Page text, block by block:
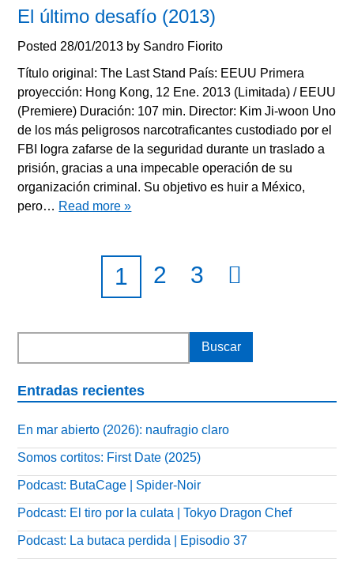
El último desafío (2013)
Posted 28/01/2013 by Sandro Fiorito
Título original: The Last Stand País: EEUU Primera
proyección: Hong Kong, 12 Ene. 2013 (Limitada) / EEUU
(Premiere) Duración: 107 min. Director: Kim Ji-woon Uno
de los más peligrosos narcotraficantes custodiado por el
FBI logra zafarse de la seguridad durante un traslado a
prisión, gracias a una impecable operación de su
organización criminal. Su objetivo es huir a México,
pero… Read more »
1 2 3
Entradas recientes
En mar abierto (2026): naufragio claro
Somos cortitos: First Date (2025)
Podcast: ButaCage | Spider-Noir
Podcast: El tiro por la culata | Tokyo Dragon Chef
Podcast: La butaca perdida | Episodio 37